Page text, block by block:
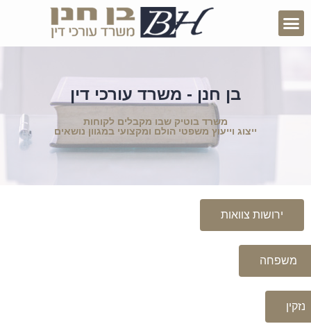
בן חנן - משרד עורכי דין
משרד בוטיק שבו מקבלים לקוחות
ייצוג וייעוץ משפטי הולם ומקצועי במגוון נושאים
ירושות צוואות
משפחה
נזקין